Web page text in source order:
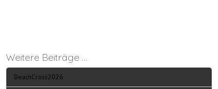
Weitere Beiträge …
BeachCross2026